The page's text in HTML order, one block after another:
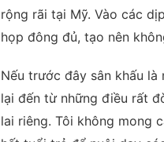
rộng rãi tại Mỹ. Vào các
họp đông đủ, tạo nên
Nếu trước đây sân khấu là
lại đến từ những điều rất
lai riêng. Tôi không mong